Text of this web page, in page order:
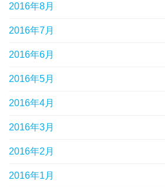
2016年8月
2016年7月
2016年6月
2016年5月
2016年4月
2016年3月
2016年2月
2016年1月